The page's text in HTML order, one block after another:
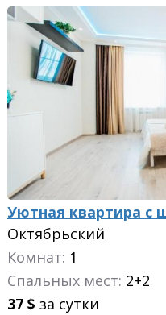
Уютная квартира с
Октябрьский
Комнат: 1
Спальных мест: 2+2
37 $ за сутки